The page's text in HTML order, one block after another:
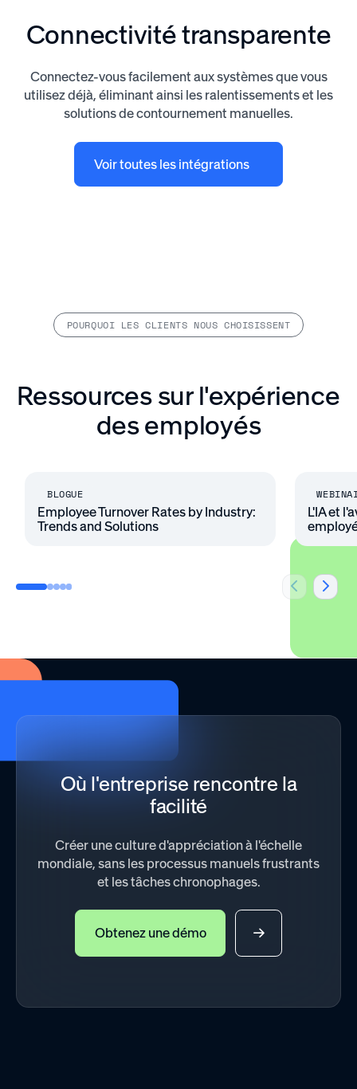
Connectivité transparente
Connectez-vous facilement aux systèmes que vous
utilisez déjà, éliminant ainsi les ralentissements et les
solutions de contournement manuelles.
Voir toutes les intégrations
POURQUOI LES CLIENTS NOUS CHOISISSENT
Ressources sur l'expérience
des employés
BLOGUE
Employee Turnover Rates by Industry:
Trends and Solutions
L'IA et
Où l'entreprise rencontre la
facilité
Créer une culture d'appréciation à l'échelle
mondiale, sans les processus manuels frustrants
et les tâches chronophages.
Obtenez une démo